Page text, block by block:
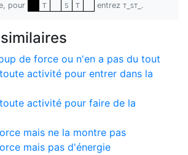
pour T S T entrez T_ST_ .
de force ou n'en a pas du tout
activité pour entrer dans la
activité pour faire de la
mais ne la montre pas
mais pas d'énergie